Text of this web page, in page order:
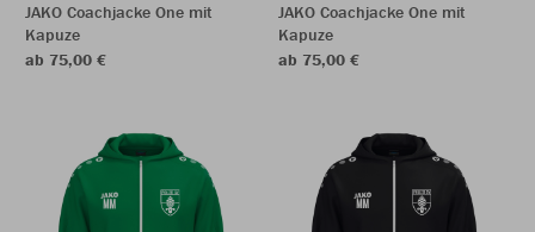
JAKO Coachjacke One mit
Kapuze
ab 75,00 €
JAKO Coachjacke One mit
Kapuze
ab 75,00 €